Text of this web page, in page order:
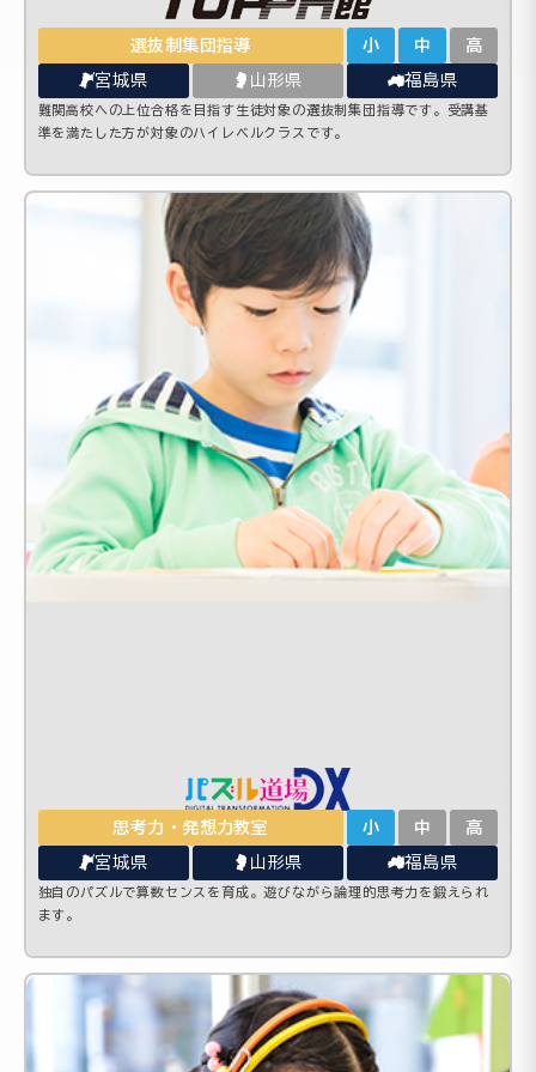
選抜制集団指導 小 中 高
宮城県 山形県 福島県
難関高校への上位合格を目指す生徒対象の選抜制集団指導です。受講基
準を満たした方が対象のハイレベルクラスです。
思考力・発想力教室 小 中 高
宮城県 山形県 福島県
独自のパズルで算数センスを育成。遊びながら論理的思考力を鍛えられ
ます。